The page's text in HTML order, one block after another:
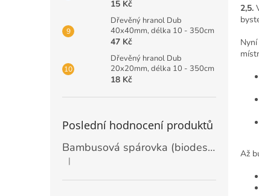
15 Kč
Dřevěný hranol Dub
40x40mm, délka 10 - 350cm
47 Kč
Dřevěný hranol Dub
20x20mm, délka 10 - 350cm
18 Kč
Poslední hodnocení produktů
Bambusová spárovka (biodeska) 20mm, rozměr 2440 x 1220mm
Hodnocení produktu je 5 z 5 hvězdiček.
|
2,5.
Až